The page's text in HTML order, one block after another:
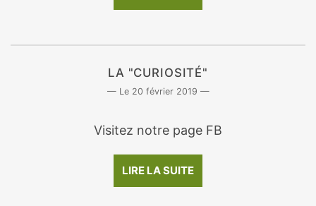
LA "CURIOSITÉ"
20 février 2019
Visitez notre page FB
LIRE LA SUITE